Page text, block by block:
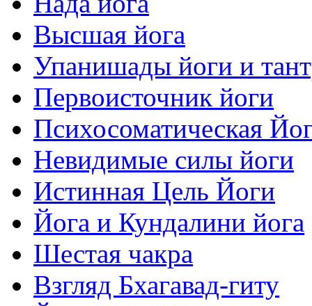
Высшая йога
Упанишады йоги и
Первоисточник йоги
Психосоматическая
Невидимые силы йоги
Истинная Цель Йоги
Йога и Кундалини йога
Шестая чакра
Взгляд Бхагавад-гиту